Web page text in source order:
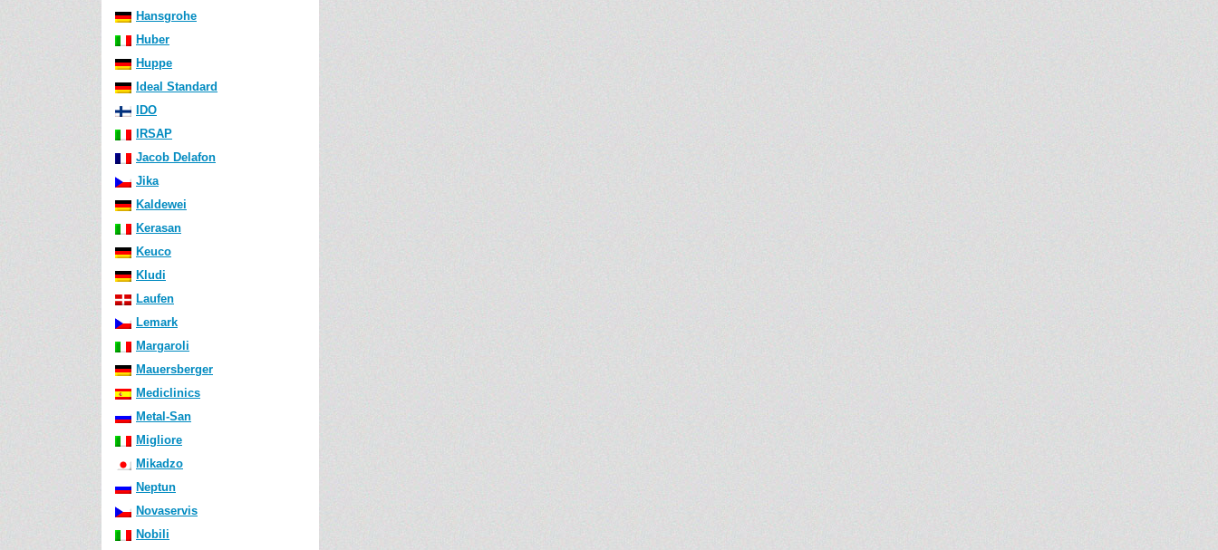
Hansgrohe
Huber
Huppe
Ideal Standard
IDO
IRSAP
Jacob Delafon
Jika
Kaldewei
Kerasan
Keuco
Kludi
Laufen
Lemark
Margaroli
Mauersberger
Mediclinics
Metal-San
Migliore
Mikadzo
Neptun
Novaservis
Nobili